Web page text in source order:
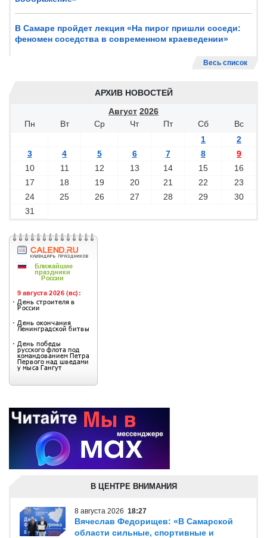
В Самаре пройдет лекция «На пирог пришли соседи:
феномен соседства в современном краеведении»
Весь список
АРХИВ НОВОСТЕЙ
Август 2026
Пн
Вт Ср Чт Пт Сб
Вс
1
2
3
4 5 6 7 8
9
10
11 12 13 14 15
16
17
18 19 20 21 22
23
24
25 26 27 28 29
30
31
В ЦЕНТРЕ ВНИМАНИЯ
8 августа 2026 18:27
Вячеслав Федорищев: «В Самарской
области сильные, спортивные и